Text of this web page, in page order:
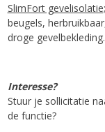
SlimFort gevelisolatie;
beugels,
droge gevelbekleding.
Interesse?
Stuur je sollicitatie
de functie?